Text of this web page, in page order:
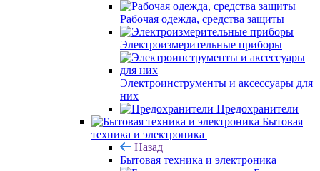
Рабочая одежда, средства защиты
Электроизмерительные приборы
Электроинструменты и аксессуары для
них
Предохранители
Бытовая
техника и электроника
Назад
Бытовая техника и электроника